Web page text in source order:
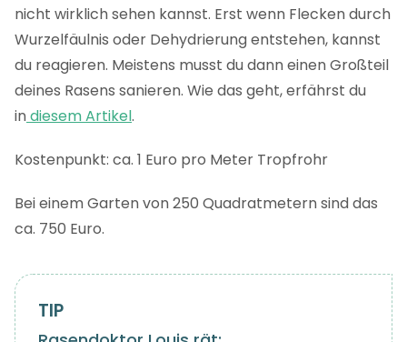
nicht wirklich sehen kannst. Erst wenn Flecken durch
Wurzelfäulnis oder Dehydrierung entstehen, kannst
du reagieren. Meistens musst du dann einen Großteil
deines Rasens sanieren. Wie das geht, erfährst du
indiesem Artikel.
Kostenpunkt: ca. 1 Euro pro Meter Tropfrohr
Bei einem Garten von 250 Quadratmetern sind das
ca. 750 Euro.